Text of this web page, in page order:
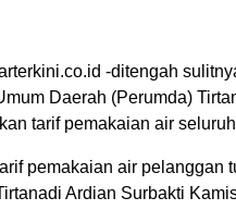
-ditengah
Daerah (Perumda)
tarif pemakaian air
pemakaian air pelanggan
Ardian Surbakti